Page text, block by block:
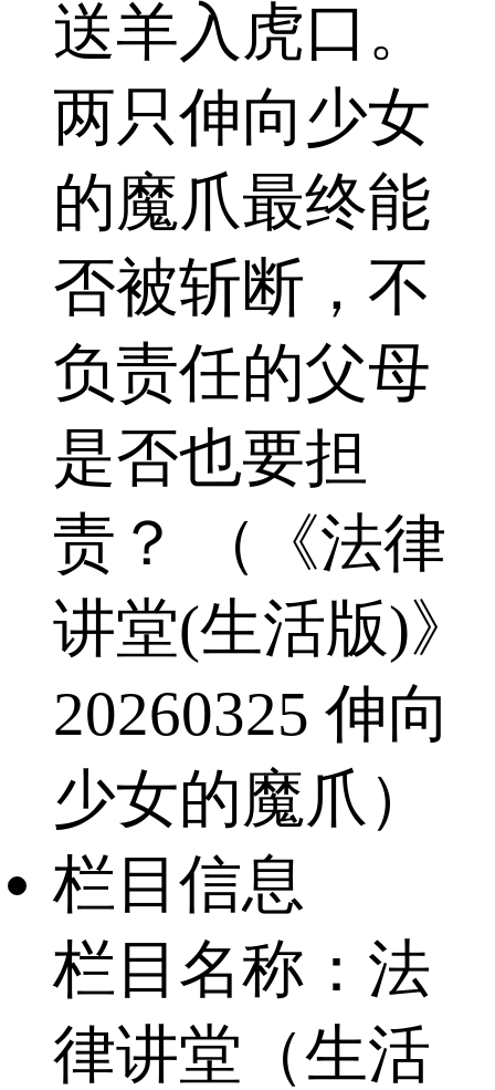
送羊入虎口。
两只伸向少女
的魔爪最终能
否被斩断，不
负责任的父母
是否也要担
责？ （《法律
讲堂(生活版)》
20260325 伸向
少女的魔爪）
栏目信息
栏目名称：法
律讲堂（生活